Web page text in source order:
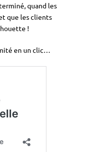
quand les
que les clients
!
en un clic…